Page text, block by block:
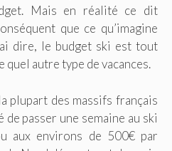
Mais en réalité ce dit
que ce qu’imagine
dire, le budget ski est tout
quel autre type de vacances.
plupart des massifs français
passer une semaine au ski
aux environs de 500€ par